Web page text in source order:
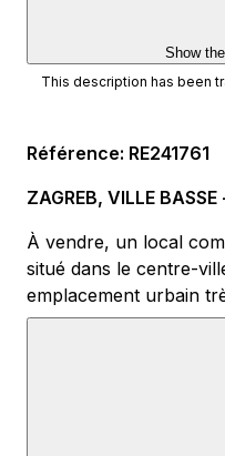
Show
This description has been
Référence: RE241761
ZAGREB, VILLE BASSE
À vendre, un local
situé dans le centre-
emplacement urbain
au rez-de-chaussée